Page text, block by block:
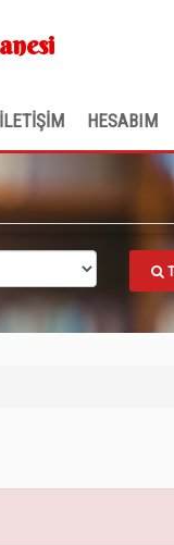
İLETİŞİM HESABIM